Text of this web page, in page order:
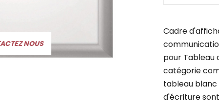
NOUS
Cadre
pour Tableau
catégorie
tableau
d'écriture